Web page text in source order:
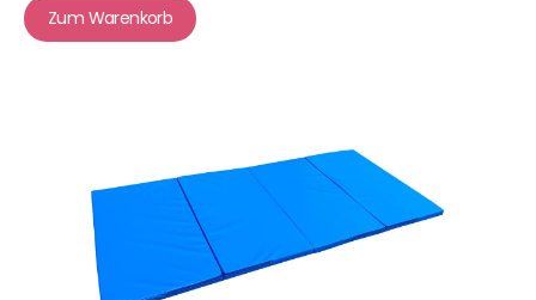
Zum Warenkorb